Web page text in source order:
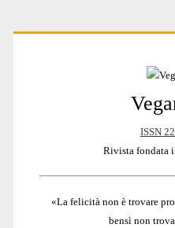
Primary
ISSN
Rivista fondata
«La felicità non è trovare
bensì non